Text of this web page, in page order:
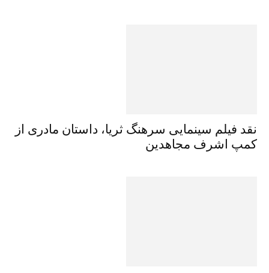
نقد فیلم سینمایی سرهنگ ثریا، داستان مادری از
کمپ اشرف مجاهدین